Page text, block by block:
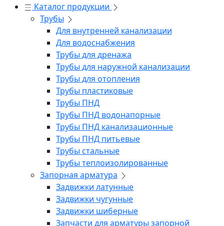
Каталог продукции
Трубы
Для внутренней канализации
Для водоснабжения
Трубы для дренажа
Трубы для наружной канализации
Трубы для отопления
Трубы пластиковые
Трубы ПНД
Трубы ПНД водонапорные
Трубы ПНД канализационные
Трубы ПНД питьевые
Трубы стальные
Трубы теплоизолированные
Запорная арматура
Задвижки латунные
Задвижки чугунные
Задвижки шиберные
Запчасти для арматуры запорной